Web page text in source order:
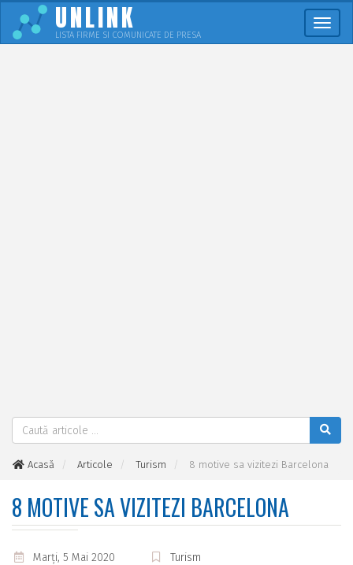
UNLINK
LISTA FIRME SI COMUNICATE DE PRESA
Acasă Articole Turism 8 motive sa vizitezi Barcelona
8 MOTIVE SA VIZITEZI BARCELONA
Marţi, 5 Mai 2020
Turism